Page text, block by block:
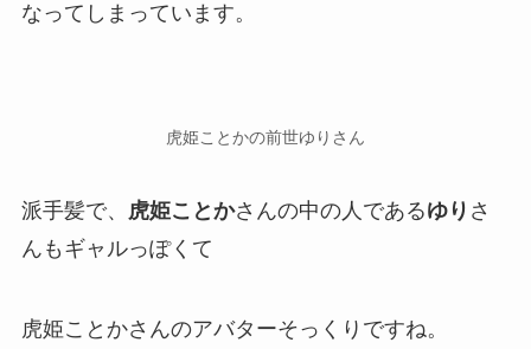
なってしまっています。
虎姫ことかの前世ゆりさん
派手髪で、 虎姫ことかさんの中の人 であるゆり さ
んもギャルっぽくて
虎姫ことかさんのアバターそっくり ですね。